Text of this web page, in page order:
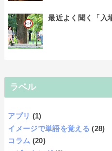
最近よく聞く「入
ラベル
アプリ (1)
イメージで単語を覚える (28)
コラム (20)